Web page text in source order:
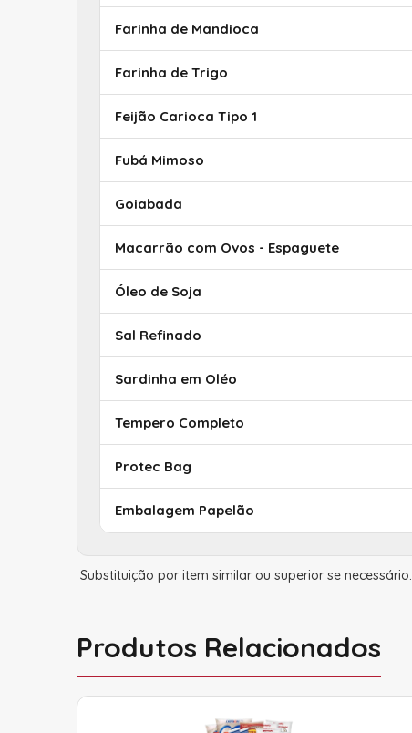
Farinha de Mandioca
Farinha de Trigo
Feijão Carioca Tipo 1
Fubá Mimoso
Goiabada
Macarrão com Ovos - Espaguete
Óleo de Soja
Sal Refinado
Sardinha em Oléo
Tempero Completo
Protec Bag
Embalagem Papelão
Substituição por item similar ou superior se necessário.
Produtos Relacionados